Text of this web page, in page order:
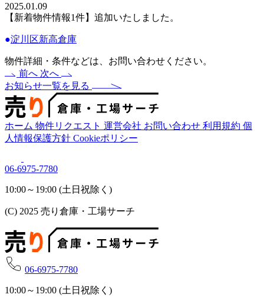
2025.01.09
【新着物件情報1件】追加いたしました。
●淀川区新高倉庫
物件詳細・条件などは、お問い合わせください。
前へ 次へ
お知らせ一覧を見る
ホーム 物件リクエスト 運営会社 お問い合わせ 利用規約 個
人情報保護方針 Cookieポリシー
06-6975-7780
10:00～19:00 (土日祝除く)
(C) 2025 売り倉庫・工場サーチ
06-6975-7780
10:00～19:00 (土日祝除く)